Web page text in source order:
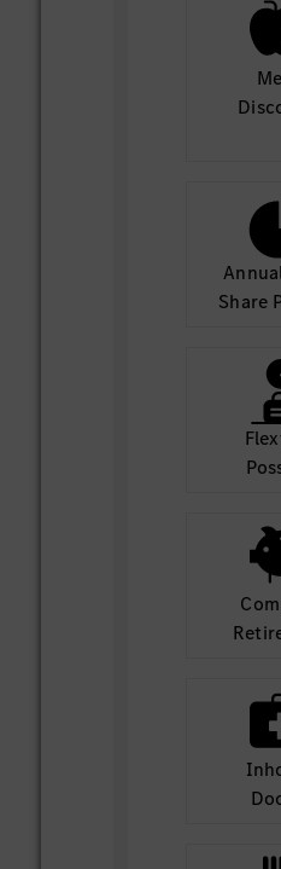
Share